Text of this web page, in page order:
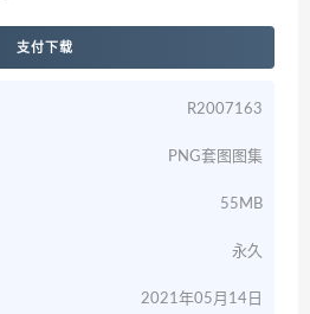
支付下载
R2007163
PNG套图图集
55MB
永久
2021年05月14日